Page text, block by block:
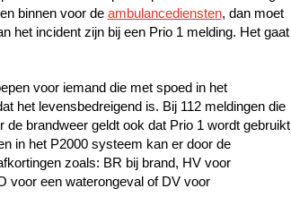
binnen voor de ambulancediensten, dan moet
het incident zijn bij een Prio 1 melding. Het gaat
voor iemand die met spoed in het
het levensbedreigend is. Bij 112 meldingen die
brandweer geldt ook dat Prio 1 wordt gebruikt
in het P2000 systeem kan er door de
zoals: BR bij brand, HV voor
voor een waterongeval of DV voor